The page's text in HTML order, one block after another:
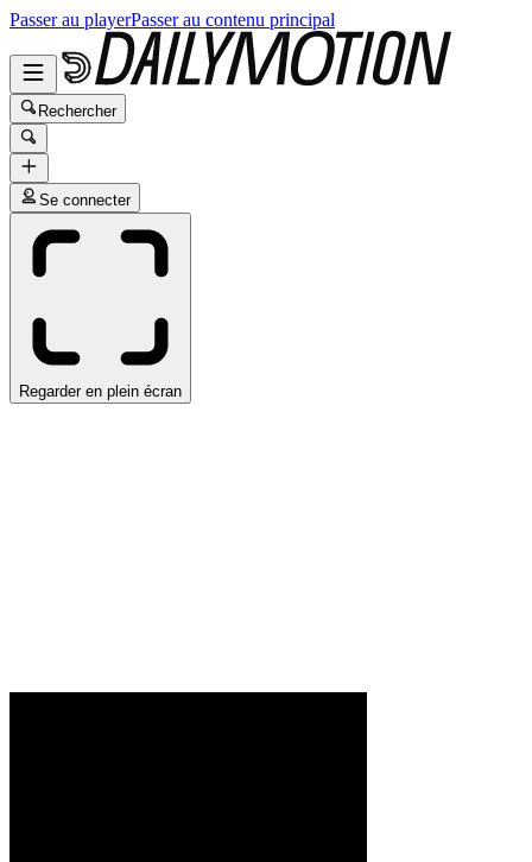
Passer au playerPasser au contenu principal
Rechercher
Se connecter
Regarder en plein écran